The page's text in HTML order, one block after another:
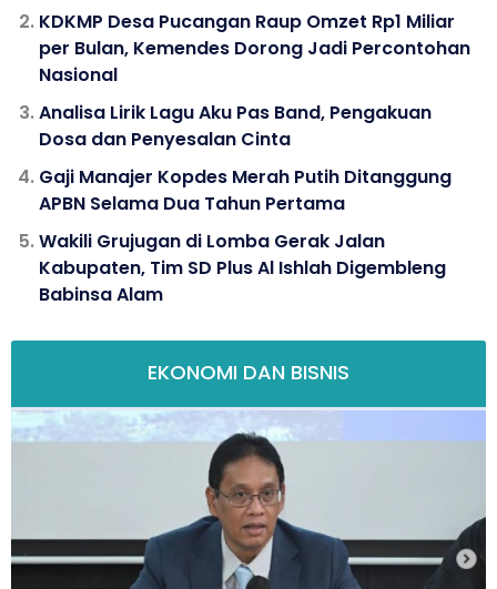
KDKMP Desa Pucangan Raup Omzet Rp1 Miliar
per Bulan, Kemendes Dorong Jadi Percontohan
Nasional
Analisa Lirik Lagu Aku Pas Band, Pengakuan
Dosa dan Penyesalan Cinta
Gaji Manajer Kopdes Merah Putih Ditanggung
APBN Selama Dua Tahun Pertama
Wakili Grujugan di Lomba Gerak Jalan
Kabupaten, Tim SD Plus Al Ishlah Digembleng
Babinsa Alam
EKONOMI DAN BISNIS